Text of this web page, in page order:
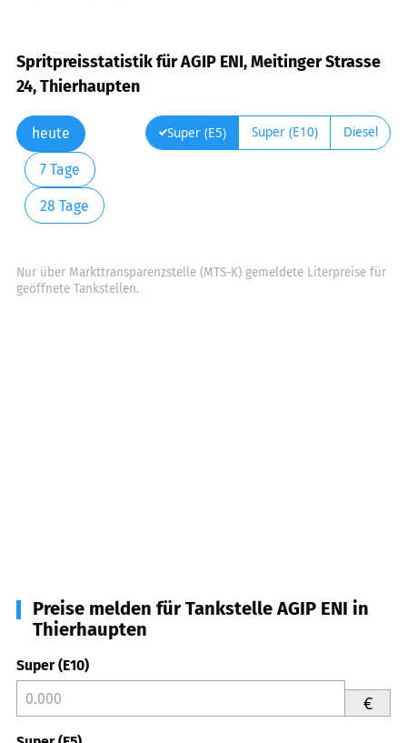
Spritpreisstatistik für AGIP ENI, Meitinger Strasse
24, Thierhaupten
heute
7 Tage
28 Tage
Super (E5) Super (E10) Diesel
Nur über Markttransparenzstelle (MTS-K) gemeldete Literpreise für
geöffnete Tankstellen.
Preise melden für Tankstelle AGIP ENI in
Thierhaupten
Super (E10)
€